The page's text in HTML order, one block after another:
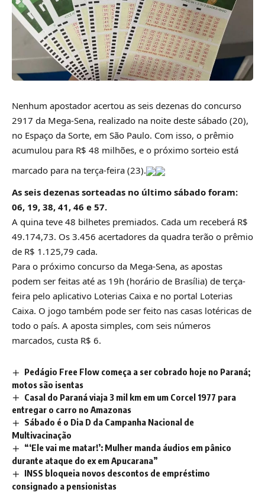
Nenhum apostador acertou as seis dezenas do concurso
2917 da Mega-Sena, realizado na noite deste sábado (20),
no Espaço da Sorte, em São Paulo. Com isso, o prêmio
acumulou para R$ 48 milhões, e o próximo sorteio está
marcado para na terça-feira (23).
As seis dezenas sorteadas no último sábado foram:
06, 19, 38, 41, 46 e 57.
A quina teve 48 bilhetes premiados. Cada um receberá R$
49.174,73. Os 3.456 acertadores da quadra terão o prêmio
de R$ 1.125,79 cada.
Para o próximo concurso da Mega-Sena, as apostas
podem ser feitas até as 19h (horário de Brasília) de terça-
feira pelo aplicativo Loterias Caixa e no portal Loterias
Caixa. O jogo também pode ser feito nas casas lotéricas de
todo o país. A aposta simples, com seis números
marcados, custa R$ 6.
Pedágio Free Flow começa a ser cobrado hoje no Paraná;
motos são isentas
Casal do Paraná viaja 3 mil km em um Corcel 1977 para
entregar o carro no Amazonas
Sábado é o Dia D da Campanha Nacional de
Multivacinação
“‘Ele vai me matar!’: Mulher manda áudios em pânico
durante ataque do ex em Apucarana”
INSS bloqueia novos descontos de empréstimo
consignado a pensionistas